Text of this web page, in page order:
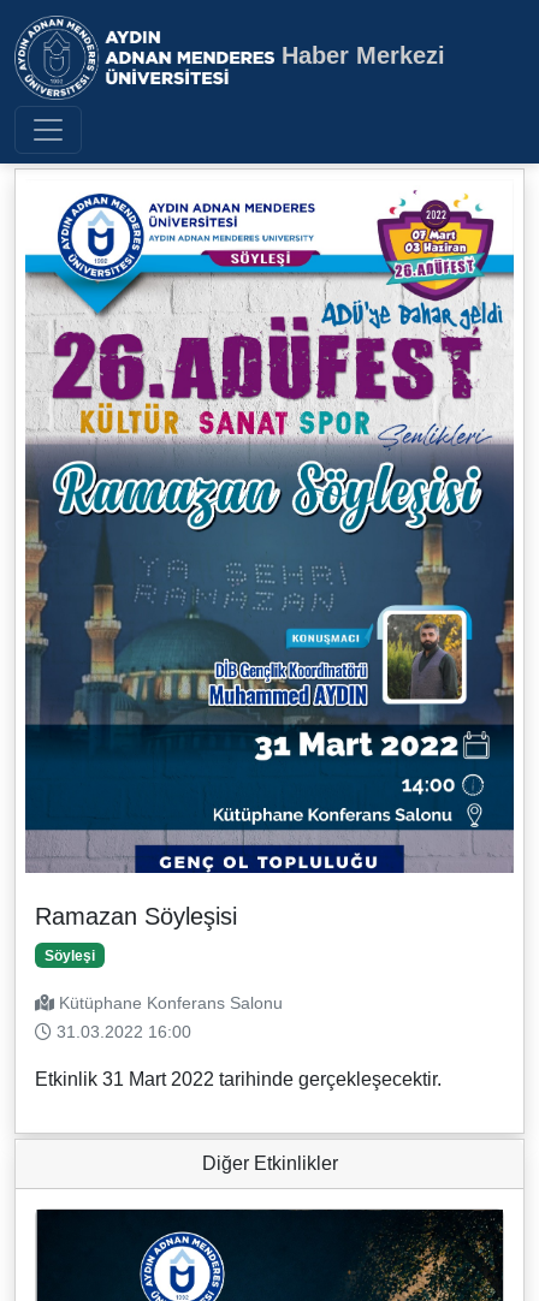
Aydın Adnan Menderes
Haber Merkezi
Ramazan Söyleşisi
Söyleşi
Kütüphane Konferans Salonu
31.03.2022 16:00
Etkinlik 31 Mart 2022 tarihinde gerçekleşecektir.
Diğer Etkinlikler